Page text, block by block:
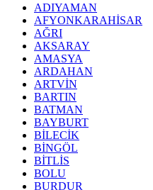
ADIYAMAN
AFYONKARAHİSAR
AĞRI
AKSARAY
AMASYA
ARDAHAN
ARTVİN
BARTIN
BATMAN
BAYBURT
BİLECİK
BİNGÖL
BİTLİS
BOLU
BURDUR